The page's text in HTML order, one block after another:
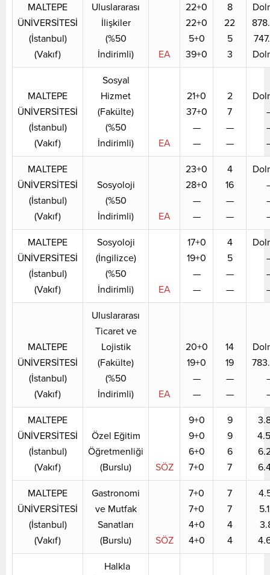
MALTEPE
ÜNİVERSİTESİ
(İstanbul)
(Vakıf)
Uluslararası
İlişkiler
(%50
İndirimli)
EA
22+0
22+0
5+0
39+0
8
22
5
3
MALTEPE
ÜNİVERSİTESİ
(İstanbul)
(Vakıf)
Sosyal
Hizmet
(Fakülte)
(%50
İndirimli)
EA
21+0
37+0
—
—
2
7
—
—
MALTEPE
ÜNİVERSİTESİ
(İstanbul)
(Vakıf)
Sosyoloji
(%50
İndirimli)
EA
23+0
28+0
—
—
4
16
—
—
MALTEPE
ÜNİVERSİTESİ
(İstanbul)
(Vakıf)
Sosyoloji
(İngilizce)
(%50
İndirimli)
EA
17+0
19+0
—
—
4
5
—
—
MALTEPE
ÜNİVERSİTESİ
(İstanbul)
(Vakıf)
Uluslararası
Ticaret ve
Lojistik
(Fakülte)
(%50
İndirimli)
EA
20+0
19+0
—
—
14
19
—
—
MALTEPE
ÜNİVERSİTESİ
(İstanbul)
(Vakıf)
Özel Eğitim
Öğretmenliği
(Burslu)
SÖZ
9+0
9+0
6+0
7+0
9
9
6
7
MALTEPE
ÜNİVERSİTESİ
(İstanbul)
(Vakıf)
Gastronomi
ve Mutfak
Sanatları
(Burslu)
SÖZ
7+0
7+0
4+0
4+0
7
7
4
4
Halkla